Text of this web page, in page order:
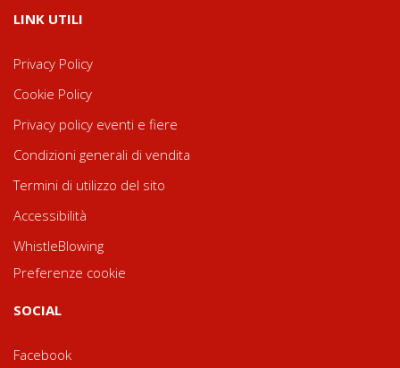
LINK UTILI
Privacy Policy
Cookie Policy
Privacy policy eventi e fiere
Condizioni generali di vendita
Termini di utilizzo del sito
Accessibilità
WhistleBlowing
Preferenze cookie
SOCIAL
Facebook